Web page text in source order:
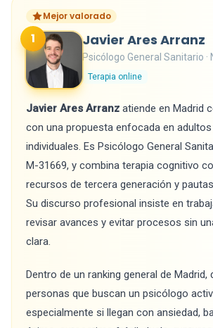
Mejor valorado
1 Javier Ares Arranz
Psicólogo General Sanitario ·
Terapia online
Javier Ares Arranz atiende en Madrid
con una propuesta enfocada en
individuales. Es Psicólogo General
M-31669, y combina terapia cognitivo
recursos de tercera generación y
Su discurso profesional insiste en
revisar avances y evitar procesos sin
clara.
Dentro de un ranking general de Madrid,
personas que buscan un psicólogo
especialmente si llegan con ansiedad,